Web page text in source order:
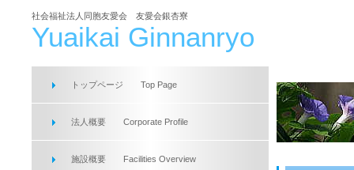
社会福祉法人同胞友愛会 友愛会銀杏寮
Yuaikai Ginnanryo
トップページ Top Page
法人概要 Corporate Profile
施設概要 Facilities Overview